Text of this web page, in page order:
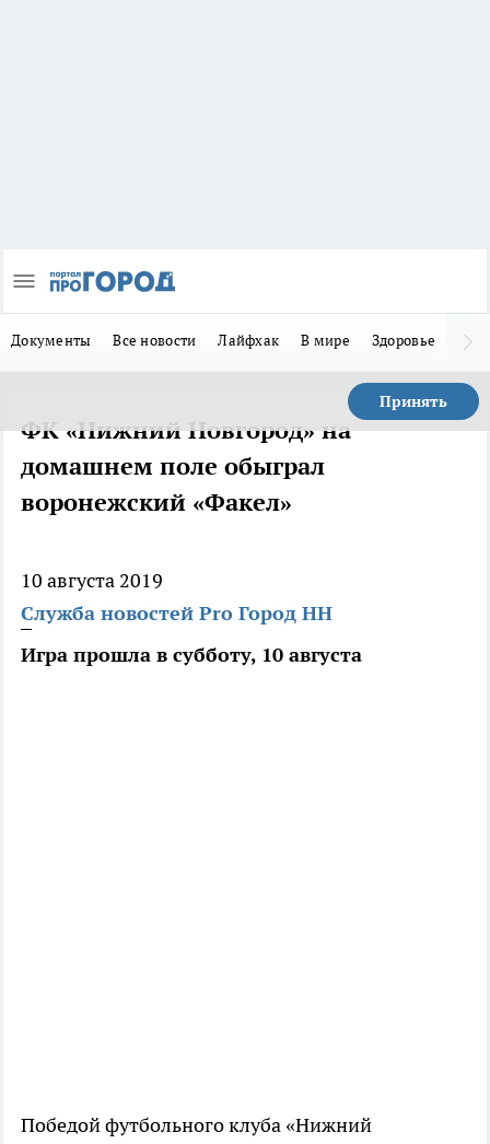
Документы Все новости Лайфхак В мире Здоровье
Принять
ФК «Нижний Новгород» на
домашнем поле обыграл
воронежский «Факел»
10 августа 2019
Служба новостей Pro Город НН
Игра прошла в субботу, 10 августа
Победой футбольного клуба «Нижний